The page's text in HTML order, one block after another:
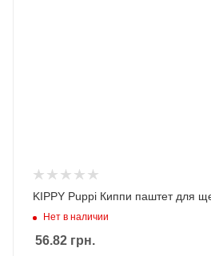
KIPPY Puppi Киппи паштет для
Нет в наличии
56.82 грн.